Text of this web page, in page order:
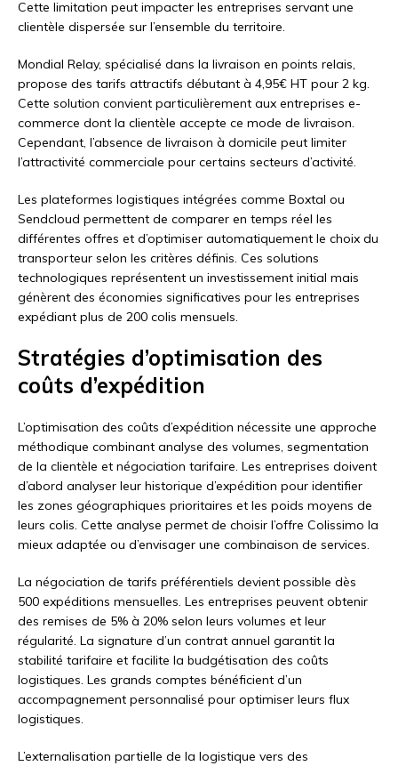
Cette limitation peut impacter les entreprises servant une
clientèle dispersée sur l’ensemble du territoire.
Mondial Relay, spécialisé dans la livraison en points relais,
propose des tarifs attractifs débutant à 4,95€ HT pour 2 kg.
Cette solution convient particulièrement aux entreprises e-
commerce dont la clientèle accepte ce mode de livraison.
Cependant, l’absence de livraison à domicile peut limiter
l’attractivité commerciale pour certains secteurs d’activité.
Les plateformes logistiques intégrées comme Boxtal ou
Sendcloud permettent de comparer en temps réel les
différentes offres et d’optimiser automatiquement le choix du
transporteur selon les critères définis. Ces solutions
technologiques représentent un investissement initial mais
génèrent des économies significatives pour les entreprises
expédiant plus de 200 colis mensuels.
Stratégies d’optimisation des
coûts d’expédition
L’optimisation des coûts d’expédition nécessite une approche
méthodique combinant analyse des volumes, segmentation
de la clientèle et négociation tarifaire. Les entreprises doivent
d’abord analyser leur historique d’expédition pour identifier
les zones géographiques prioritaires et les poids moyens de
leurs colis. Cette analyse permet de choisir l’offre Colissimo la
mieux adaptée ou d’envisager une combinaison de services.
La négociation de tarifs préférentiels devient possible dès
500 expéditions mensuelles. Les entreprises peuvent obtenir
des remises de 5% à 20% selon leurs volumes et leur
régularité. La signature d’un contrat annuel garantit la
stabilité tarifaire et facilite la budgétisation des coûts
logistiques. Les grands comptes bénéficient d’un
accompagnement personnalisé pour optimiser leurs flux
logistiques.
L’externalisation partielle de la logistique vers des